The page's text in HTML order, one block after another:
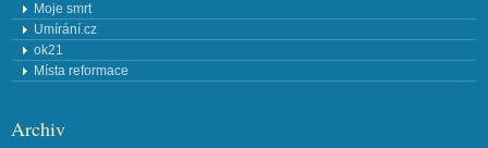
Moje smrt
Umírání.cz
ok21
Místa reformace
Archiv